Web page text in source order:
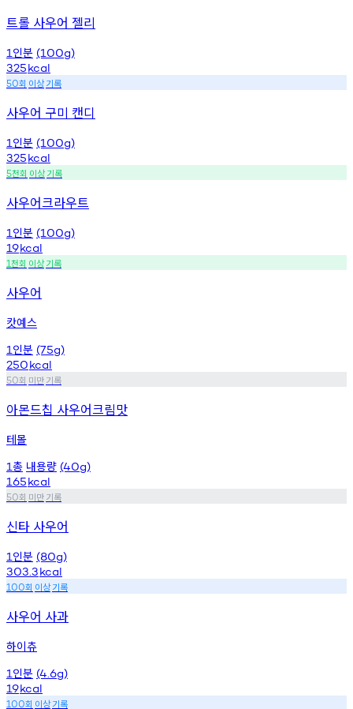
트롤 사우어 젤리
1 인분 (100g)
325kcal
50회 이상기록
사우어 구미 캔디
1 인분 (100g)
325kcal
5천회 이상기록
사우어크라우트
1 인분 (100g)
19kcal
1천회 이상기록
사우어
캇예스
1 인분 (75g)
250kcal
50회 미만기록
아몬드칩 사우어크림맛
테몰
1총 내용량 (40g)
165kcal
50회 미만기록
신타 사우어
1 인분 (80g)
303.3kcal
100회 이상기록
사우어 사과
하이츄
1 인분 (4.6g)
19kcal
100회 이상기록